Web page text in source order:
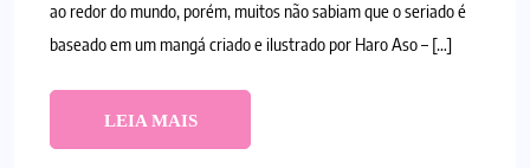
ao redor do mundo, porém, muitos não sabiam que o seriado é
baseado em um mangá criado e ilustrado por Haro Aso – […]
LEIA MAIS